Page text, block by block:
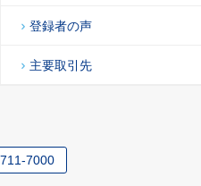
登録者の声
主要取引先
7000